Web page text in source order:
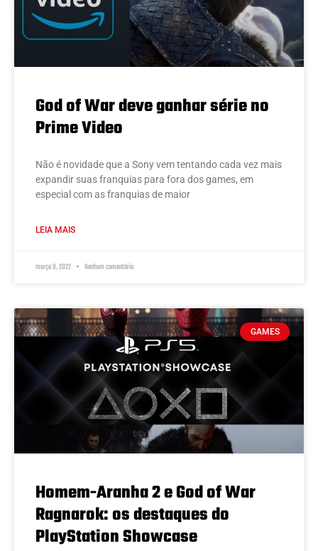
God of War deve ganhar série no
Prime Video
Não é novidade que a Sony vem tentando cada vez mais
expandir suas franquias para fora dos games, em
especial com as franquias de maior
LEIA MAIS
março 9, 2022 Nenhum comentário
GAMES
Homem-Aranha 2 e God of War
Ragnarok: os destaques do
PlayStation Showcase